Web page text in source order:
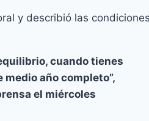
y describió las
cuando tienes
año completo”,
el miércoles